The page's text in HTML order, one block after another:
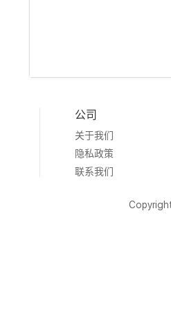
公司
关于我们
隐私政策
联系我们